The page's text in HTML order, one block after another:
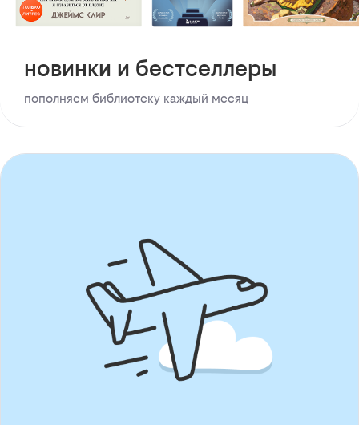
новинки и бестселлеры
пополняем библиотеку каждый месяц